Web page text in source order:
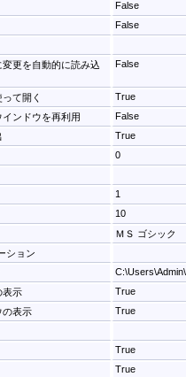
False
False
更を自動的に読み込
False
て開く
True
ンドウを再利用
False
True
0
1
10
ＭＳ ゴシック
ション
表示
True
の表示
True
True
True